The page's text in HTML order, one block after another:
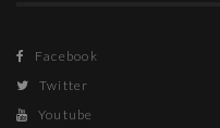
Facebook
Twitter
Youtube